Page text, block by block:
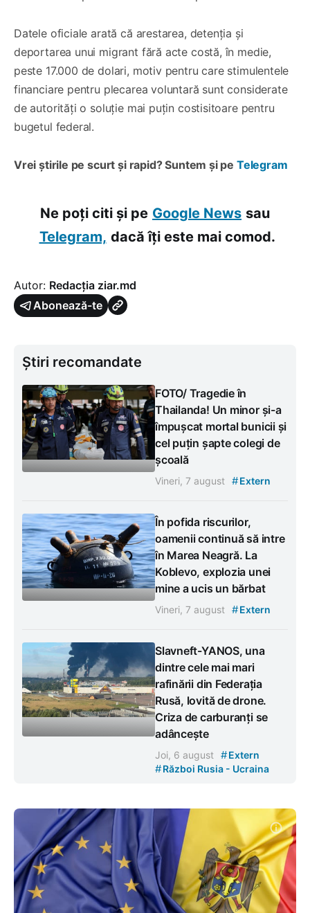
Datele oficiale arată că arestarea, detenția și
deportarea unui migrant fără acte costă, în medie,
peste 17.000 de dolari, motiv pentru care stimulentele
financiare pentru plecarea voluntară sunt considerate
de autorități o soluție mai puțin costisitoare pentru
bugetul federal.
Vrei știrile pe scurt și rapid? Suntem și pe Telegram
Ne poți citi și pe Google News sau
Telegram, dacă îți este mai comod.
Autor: Redacția ziar.md
Abonează-te
Știri recomandate
FOTO/ Tragedie în
Thailanda! Un minor și-a
împușcat mortal bunicii și
cel puțin șapte colegi de
școală
Vineri, 7 august #Extern
În pofida riscurilor,
oamenii continuă să intre
în Marea Neagră. La
Koblevo, explozia unei
mine a ucis un bărbat
Vineri, 7 august #Extern
Slavneft-YANOS, una
dintre cele mai mari
rafinării din Federația
Rusă, lovită de drone.
Criza de carburanți se
adâncește
Joi, 6 august #Extern
#Război Rusia - Ucraina